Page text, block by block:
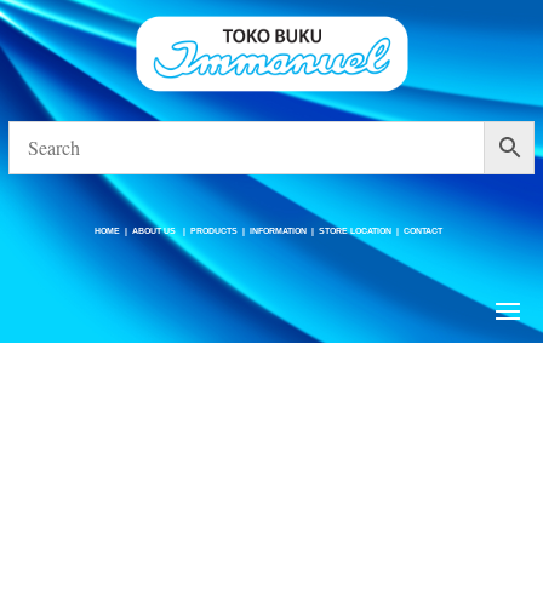
ABOUT US |STORE LOCATION
HOME |ABOUT US |PRODUCTS |INFORMATION |STORE LOCATION |CONTACT